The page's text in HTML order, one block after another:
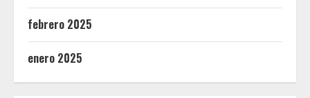
febrero 2025
enero 2025